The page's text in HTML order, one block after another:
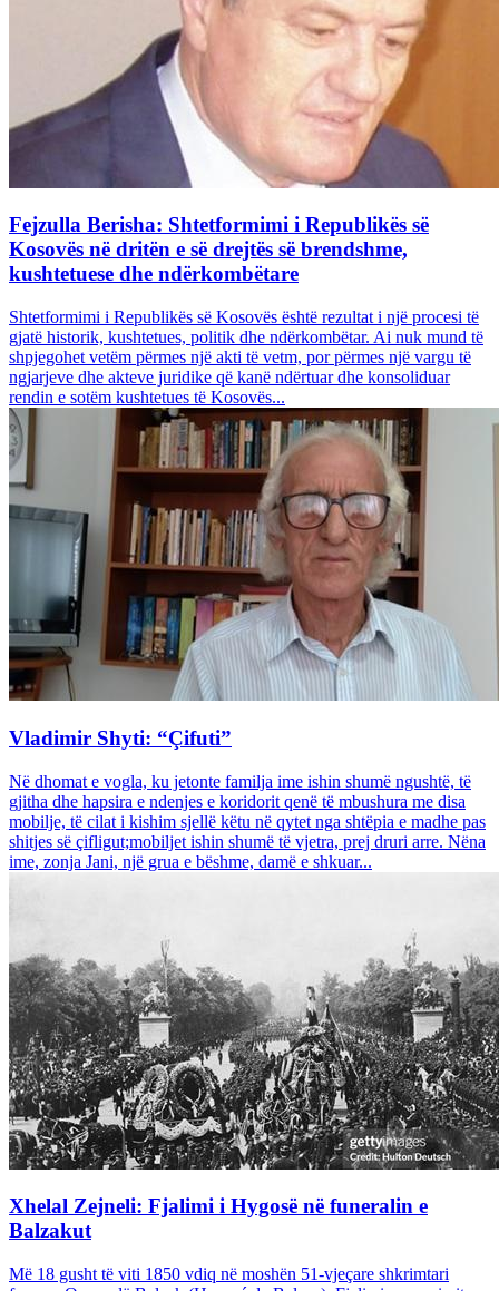
Fejzulla Berisha: Shtetformimi i Republikës së
Kosovës në dritën e së drejtës së brendshme,
kushtetuese dhe ndërkombëtare
Shtetformimi i Republikës së Kosovës është rezultat i një procesi të
gjatë historik, kushtetues, politik dhe ndërkombëtar. Ai nuk mund të
shpjegohet vetëm përmes një akti të vetm, por përmes një vargu të
ngjarjeve dhe akteve juridike që kanë ndërtuar dhe konsoliduar
rendin e sotëm kushtetues të Kosovës...
Vladimir Shyti: “Çifuti”
Në dhomat e vogla, ku jetonte familja ime ishin shumë ngushtë, të
gjitha dhe hapsira e ndenjes e koridorit qenë të mbushura me disa
mobilje, të cilat i kishim sjellë këtu në qytet nga shtëpia e madhe pas
shitjes së çifligut;mobiljet ishin shumë të vjetra, prej druri arre. Nëna
ime, zonja Jani, një grua e bëshme, damë e shkuar...
Xhelal Zejneli: Fjalimi i Hygosë në funeralin e
Balzakut
Më 18 gusht të viti 1850 vdiq në moshën 51-vjeçare shkrimtari